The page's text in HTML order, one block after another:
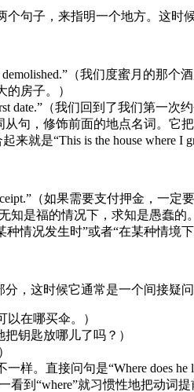
个句子，来指明一个地方。这
demolished.”（我们度蜜月的那个
的房子。）
date.”（我们回到了我们第一次
句，修饰前面的地点名词。它
来就是“This is the house where I
（如果需要支付押金，一定
无知是福的情况下，求知是愚蠢的
情况发生时”或者“在某种情境下
，这时候它通常是一个间接疑
以在哪买伞。）
把钥匙放哪儿了吗？）
样。直接问句是“Where does
到“where”就习惯性地把动词